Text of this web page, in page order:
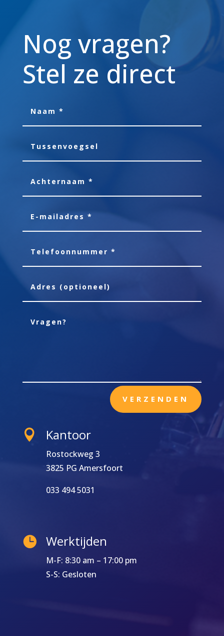
Nog vragen?
Stel ze direct
VERZENDEN
 Kantoor
Rostockweg 3
3825 PG Amersfoort
033 494 5031
 Werktijden
M-F: 8:30 am – 17:00 pm
S-S: Gesloten